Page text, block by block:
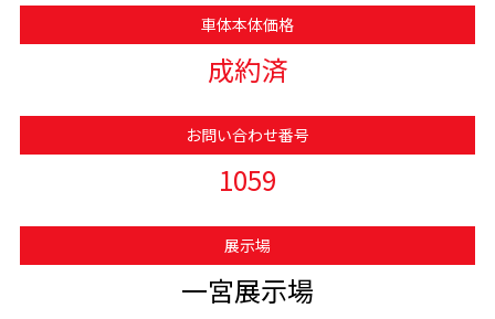
車体本体価格
成約済
お問い合わせ番号
1059
展示場
一宮展示場